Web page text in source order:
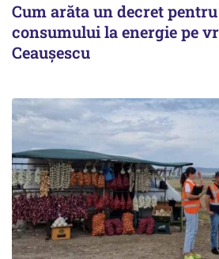
Cum arăta un decret
consumului la energie pe
Ceaușescu